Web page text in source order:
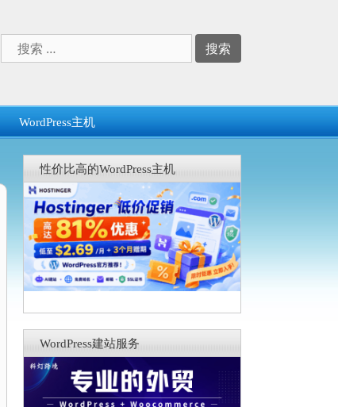
索：
WordPress主机
性价比高的WordPress主机
WordPress建站服务